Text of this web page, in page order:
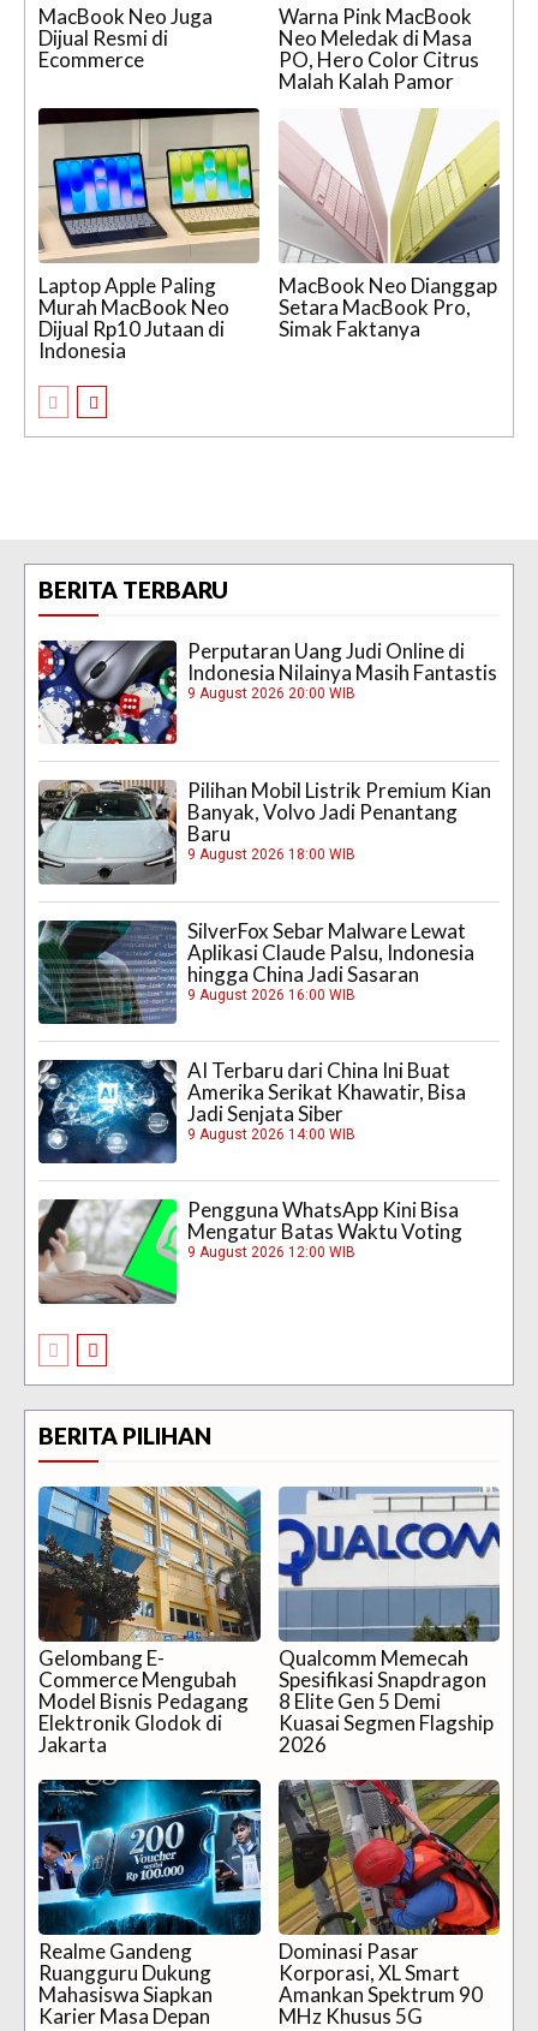
MacBook Neo Juga
Dijual Resmi di
Ecommerce
Warna Pink MacBook
Neo Meledak di Masa
PO, Hero Color Citrus
Malah Kalah Pamor
Laptop Apple Paling
Murah MacBook Neo
Dijual Rp10 Jutaan di
Indonesia
MacBook Neo Dianggap
Setara MacBook Pro,
Simak Faktanya
BERITA TERBARU
Perputaran Uang Judi Online di
Indonesia Nilainya Masih Fantastis
9 August 2026 20:00 WIB
Pilihan Mobil Listrik Premium Kian
Banyak, Volvo Jadi Penantang
Baru
9 August 2026 18:00 WIB
SilverFox Sebar Malware Lewat
Aplikasi Claude Palsu, Indonesia
hingga China Jadi Sasaran
9 August 2026 16:00 WIB
AI Terbaru dari China Ini Buat
Amerika Serikat Khawatir, Bisa
Jadi Senjata Siber
9 August 2026 14:00 WIB
Pengguna WhatsApp Kini Bisa
Mengatur Batas Waktu Voting
9 August 2026 12:00 WIB
BERITA PILIHAN
Gelombang E-
Commerce Mengubah
Model Bisnis Pedagang
Elektronik Glodok di
Jakarta
Qualcomm Memecah
Spesifikasi Snapdragon
8 Elite Gen 5 Demi
Kuasai Segmen Flagship
2026
Realme Gandeng
Ruangguru Dukung
Mahasiswa Siapkan
Karier Masa Depan
Dominasi Pasar
Korporasi, XL Smart
Amankan Spektrum 90
MHz Khusus 5G